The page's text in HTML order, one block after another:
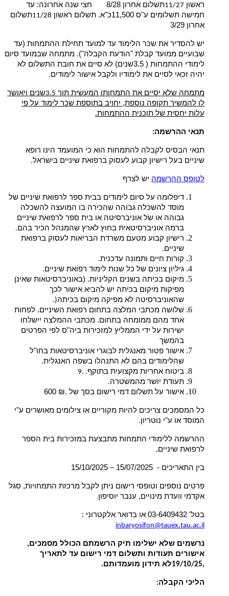
ראשון 11/27
תשלום אחרון 8/28 חצי שנה אחרונה: עד
חמישה תשלומים ע"ס 11,500כ"א. תשלום ראשון
11/28תשלום
אחרון 3/29
יש להסדיר את שכר הלימוד עד למועד תחילת ההתמחות (עד
שבועיים ממועד קבלת "הודעת הקבלה"). מתמחה שבמועד סיום
לימודי ההתמחות ( 3.5שנים) לא סיים את חובת התשלום לא
יהיה זכאי לסיים את לימודיו ולקבל אישור לימודים.
מתמחה שלא יסיים את התמחותו המעשית תוך 3.5שנים ויאושר
לו להמשיך תקופה נוספת, יחויב בתוספת שכר לימוד על פי
עלות יחסית של תוכנית ההתמחות.
תנאי ההרשמה:
תנאי הבסיס לקבלה להתמחות הוא כי המועמד הינו רופא
שיניים בעל רישיון קבוע לעסוק ברפואת שיניים בישראל.
לטופס ההרשמה יש לצרף
דיפלומה על סיום לימודים בבית ספר לרפואת שיניים של
מוסד להשכלה גבוהה שהכירה בו המועצה להשכלה
גבוהה או של אוניברסיטה או בית ספר לרפואת שיניים
ברמה אוניברסיטאית בחוץ לארץ שהמנהל הכיר בהם.
רישיון קבוע מטעם משרדת הבריאות לעסוק ברפואת
שיניים.
קורות חיים ותמונה עדכנית.
גיליון ציונים של כל שנות לימוד רפואת שיניים.
מיקום בכיתה בשנים הקליניות. (באוניברסיטאות שאינן
מפיקות מיקום בכיתה יש להביא אישור לכך
שהאוניברסיטה לא מפיקה מיקום בכיתה(
.
שלושה מכתבי המלצה בתחום רפואת השיניים. לפחות
אחד מהם ממומחה בתחום. מכתבי ההמלצה יישלחו
ישירות על ידי הממליץ למזכירות ביה"ס לפי הפרטים
בהמשך
אישור פטור מאנגלית לבוגרי אוניברסיטאות בחו"ל
שהלימודים בהם לא התנהלו בשפה האנגלית.
ביטוח אחריות מקצועית בתוקף. .9
תעודת יושר מהמשטרה.
אישור על תשלום דמי רישום בסך של .₪ 600
כל המסמכים צריכים להיות מקוריים או צילומים מאושרים ע"י
המוסד או ע"י נוטריון.
ההרשמה ללימודי התמחות מתבצעת במזכירות בית הספר
לרפואת שיניים,
בין התאריכים - 15/07/2025 – 15/10/2025
פרטים נוספים וטופסי רישום ניתן לקבל מרכזת התמחויות, סגל
אקדמי וועדת מינויים, ענבר יוסיפון
בטל' 03-6409432 או בדואר אלקטרוני :
inbaryosifon@tauex.tau.ac.il
נרשמים שלא ישלימו תיק הרשמתם הכולל מסמכים,
אישורים תעודות ותשלום דמי רישום עד לתאריך
,19/10/25 לא תידון מועמדותם.
הליכי הקבלה: